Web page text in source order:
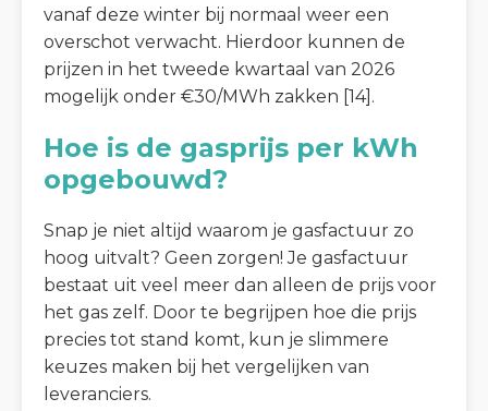
vanaf deze winter bij normaal weer een
overschot verwacht. Hierdoor kunnen de
prijzen in het tweede kwartaal van 2026
mogelijk onder €30/MWh zakken [14].
Hoe is de gasprijs per kWh
opgebouwd?
Snap je niet altijd waarom je gasfactuur zo
hoog uitvalt? Geen zorgen! Je gasfactuur
bestaat uit veel meer dan alleen de prijs voor
het gas zelf. Door te begrijpen hoe die prijs
precies tot stand komt, kun je slimmere
keuzes maken bij het vergelijken van
leveranciers.